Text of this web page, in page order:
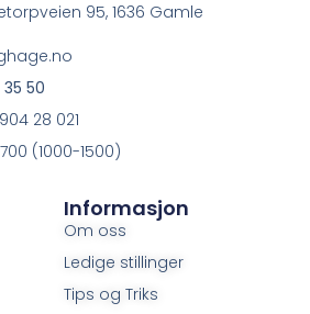
Informasjon
Om oss
Ledige stillinger
Tips og Triks
95, 1636 Gamle
50
28 021
(1000-1500)